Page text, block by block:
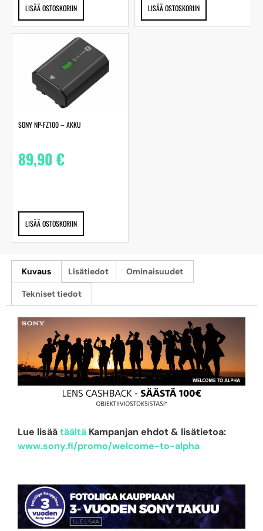
LISÄÄ OSTOSKORIIN LISÄÄ OSTOSKORIIN
SONY NP-FZ100 – AKKU
89,90€
LISÄÄ OSTOSKORIIN
Kuvaus Lisätiedot Ominaisuudet
Tekniset tiedot
Lue lisäätäältä Kampanjan ehdot & lisätietoa:
www.sony.fi/promo/welcome-to-alpha